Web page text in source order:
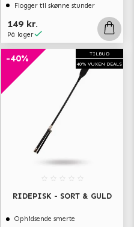
Flogger til skønne stunder
149 kr.
På lager
TILBUD
40% VUXEN DEALS
-40%
RIDEPISK - SORT & GULD
Ophidsende smerte